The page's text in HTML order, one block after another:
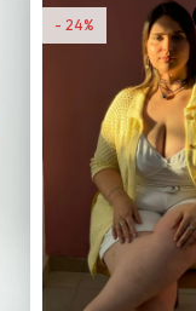
24